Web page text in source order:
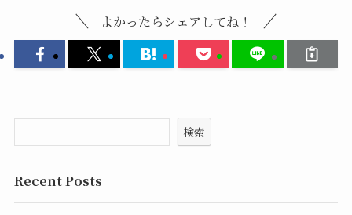
よかったらシェアしてね！
検索
Recent Posts